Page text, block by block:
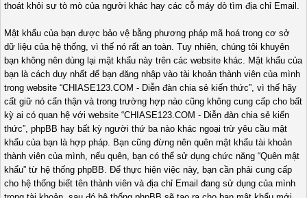
thoát khỏi sự tò mò của người khác hay các cỗ máy dò tìm địa chỉ Email.
Mật khẩu của bạn được bảo vệ bằng phương pháp mã hoá trong cơ sở
dữ liệu của hệ thống, vì thế nó rất an toàn. Tuy nhiên, chúng tôi khuyên
bạn không nên dùng lại mật khẩu này trên các website khác. Mật khẩu của
bạn là cách duy nhất để bạn đăng nhập vào tài khoản thành viên của mình
trong website “CHIASE123.COM - Diễn đàn chia sẻ kiến thức”, vì thế hãy
cất giữ nó cẩn thận và trong trường hợp nào cũng không cung cấp cho bất
kỳ ai có quan hệ với website “CHIASE123.COM - Diễn đàn chia sẻ kiến
thức”, phpBB hay bất kỳ người thứ ba nào khác ngoại trừ yêu cầu mật
khẩu của bạn là hợp pháp. Bạn cũng đừng nên quên mật khẩu tài khoản
thành viên của mình, nếu quên, bạn có thể sử dụng chức năng “Quên mật
khẩu” từ hệ thống phpBB. Để thực hiện việc này, bạn cần phải cung cấp
cho hệ thống biết tên thành viên và địa chỉ Email đang sử dụng của mình